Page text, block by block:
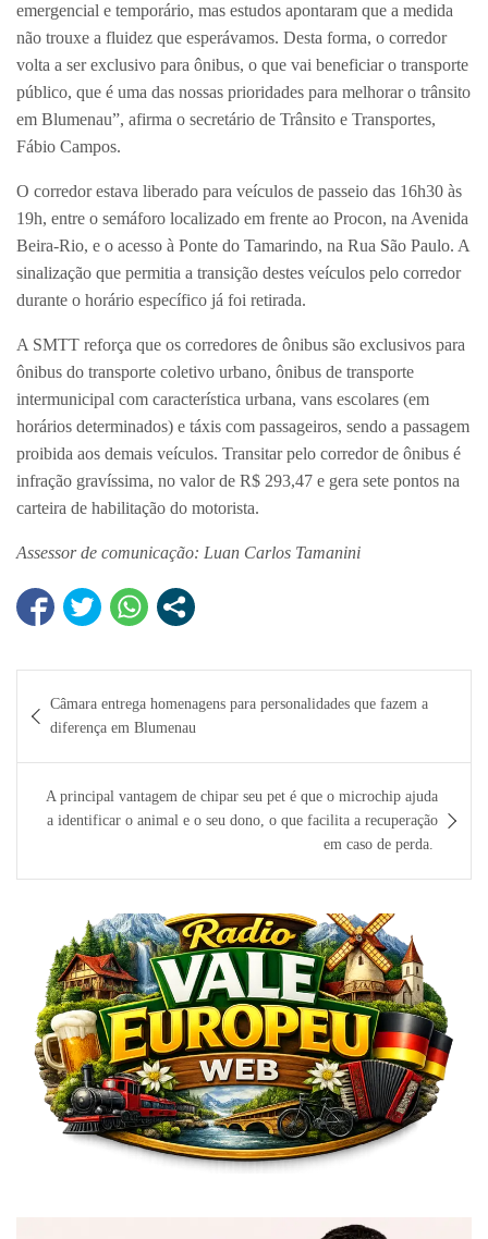
emergencial e temporário, mas estudos apontaram que a medida
não trouxe a fluidez que esperávamos. Desta forma, o corredor
volta a ser exclusivo para ônibus, o que vai beneficiar o transporte
público, que é uma das nossas prioridades para melhorar o trânsito
em Blumenau”, afirma o secretário de Trânsito e Transportes,
Fábio Campos.
O corredor estava liberado para veículos de passeio das 16h30 às
19h, entre o semáforo localizado em frente ao Procon, na Avenida
Beira-Rio, e o acesso à Ponte do Tamarindo, na Rua São Paulo. A
sinalização que permitia a transição destes veículos pelo corredor
durante o horário específico já foi retirada.
A SMTT reforça que os corredores de ônibus são exclusivos para
ônibus do transporte coletivo urbano, ônibus de transporte
intermunicipal com característica urbana, vans escolares (em
horários determinados) e táxis com passageiros, sendo a passagem
proibida aos demais veículos. Transitar pelo corredor de ônibus é
infração gravíssima, no valor de R$ 293,47 e gera sete pontos na
carteira de habilitação do motorista.
Assessor de comunicação: Luan Carlos Tamanini
de
Post
Câmara entrega homenagens para personalidades que fazem a
diferença em Blumenau
A principal vantagem de chipar seu pet é que o microchip ajuda
a identificar o animal e o seu dono, o que facilita a recuperação
em caso de perda.